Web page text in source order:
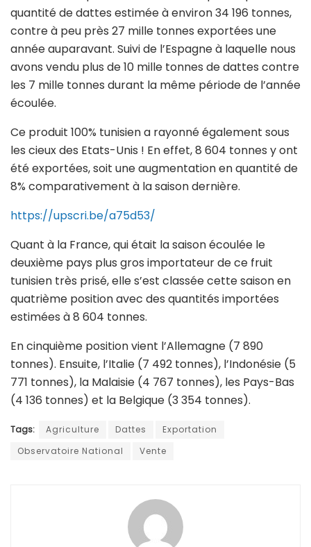
quantité de dattes estimée à environ 34 196 tonnes,
contre à peu près 27 mille tonnes exportées une
année auparavant. Suivi de l’Espagne à laquelle nous
avons vendu plus de 10 mille tonnes de dattes contre
les 7 mille tonnes durant la même période de l’année
écoulée.
Ce produit 100% tunisien a rayonné également sous
les cieux des Etats-Unis ! En effet, 8 604 tonnes y ont
été exportées, soit une augmentation en quantité de
8% comparativement à la saison dernière.
https://upscri.be/a75d53/
Quant à la France, qui était la saison écoulée le
deuxième pays plus gros importateur de ce fruit
tunisien très prisé, elle s’est classée cette saison en
quatrième position avec des quantités importées
estimées à 8 604 tonnes.
En cinquième position vient l’Allemagne (7 890
tonnes). Ensuite, l’Italie (7 492 tonnes), l’Indonésie (5
771 tonnes), la Malaisie (4 767 tonnes), les Pays-Bas
(4 136 tonnes) et la Belgique (3 354 tonnes).
Tags: Agriculture Dattes
Exportation
Observatoire National
Vente